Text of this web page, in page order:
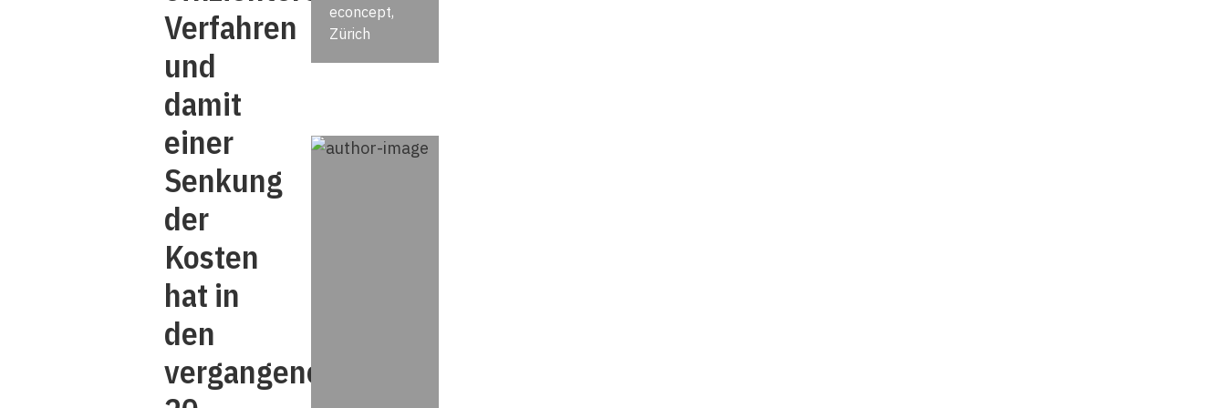
Verfahren
und
damit
einer
Senkung
der
Kosten
hat in
den
vergangenen
econcept,
Zürich